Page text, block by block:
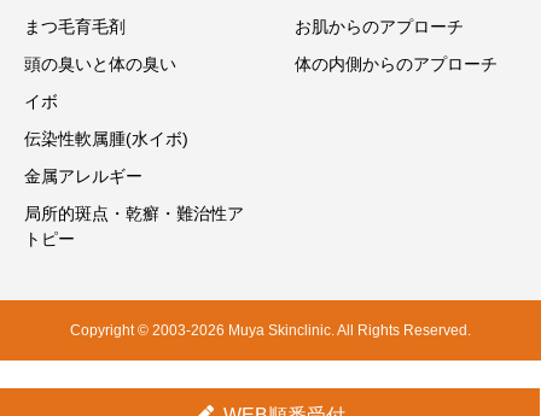
まつ毛育毛剤
頭の臭いと体の臭い
イボ
伝染性軟属腫(水イボ)
金属アレルギー
局所的斑点・乾癬・難治性ア
トピー
お肌からのアプローチ
体の内側からのアプローチ
Copyright © 2003-2026 Muya Skinclinic. All Rights Reserved.